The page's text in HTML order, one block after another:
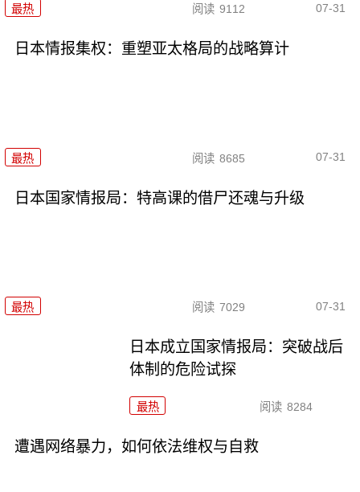
最热 阅读 9112 07-31
日本情报集权：重塑亚太格局的战略算计
最热 阅读 8685 07-31
日本国家情报局：特高课的借尸还魂与升级
最热 阅读 7029 07-31
日本成立国家情报局：突破战后
体制的危险试探
最热 阅读 8284
遭遇网络暴力，如何依法维权与自救